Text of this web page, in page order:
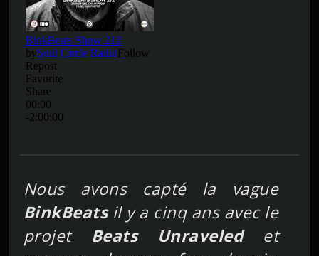
Nous avons capté la vague
BinkBeatsil y a cinq ans avec le
projet Beats Unraveledet